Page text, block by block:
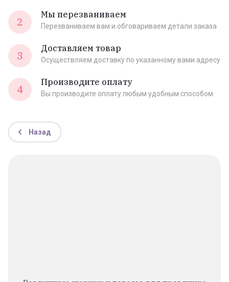
2
Мы перезваниваем
Перезваниваем вам и обговариваем детали заказа
3
Доставляем товар
Осуществляем доставку по указанному вами адресу
4
Производите оплату
Вы производите оплату любым удобным способом
Назад